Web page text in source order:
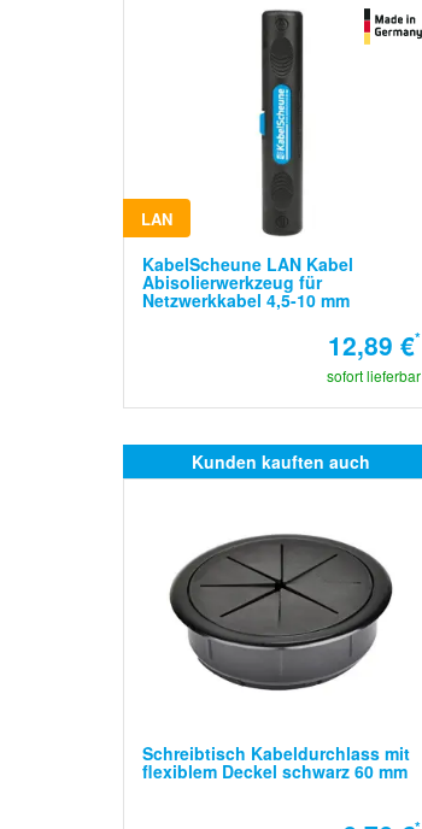
LAN
KabelScheune LAN Kabel
Abisolierwerkzeug für
Netzwerkkabel 4,5-10 mm
12,89 €*
sofort lieferbar
Kunden kauften auch
Schreibtisch Kabeldurchlass mit
flexiblem Deckel schwarz 60 mm